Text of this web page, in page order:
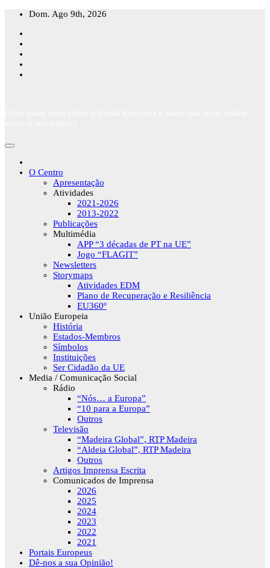
Skip
content
Dom. Ago 9th, 2026
O Centro
Apresentação
Atividades
2021-2026
2013-2022
Publicações
Multimédia
APP “3 décadas de PT na UE”
Jogo “FLAGIT”
Newsletters
Storymaps
Atividades EDM
Plano de Recuperação e Resiliência
EU360º
União Europeia
História
Estados-Membros
Símbolos
Instituições
Ser Cidadão da UE
Media / Comunicação Social
Rádio
“Nós… a Europa”
“10 para a Europa”
Outros
Televisão
“Madeira Global”, RTP Madeira
“Aldeia Global”, RTP Madeira
Outros
Artigos Imprensa Escrita
Comunicados de Imprensa
2026
2025
2024
2023
2022
2021
Portais Europeus
Dê-nos a sua Opinião!